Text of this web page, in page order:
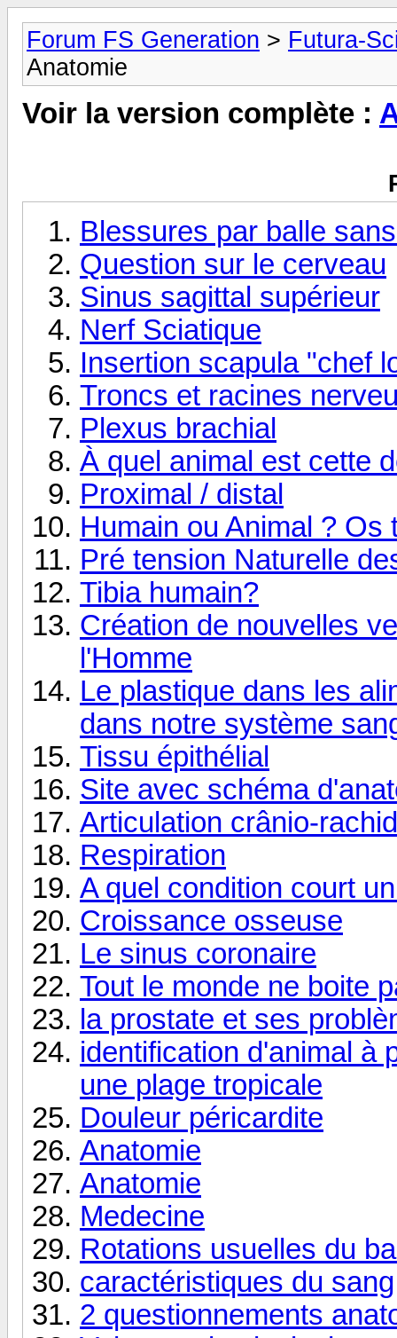
Forum FS Generation > Futura-
Anatomie
Voir la version complète :
Blessures par balle
Question sur le cerveau
Sinus sagittal supérieur
Nerf Sciatique
Insertion scapula "chef
Troncs et racines
Plexus brachial
À quel animal est cette
Proximal / distal
Humain ou Animal ? Os
Pré tension Naturelle
Tibia humain?
Création de nouvelles
l'Homme
Le plastique dans les
dans notre système
Tissu épithélial
Site avec schéma
Articulation crânio-
Respiration
A quel condition court
Croissance osseuse
Le sinus coronaire
Tout le monde ne boite
la prostate et ses
identification d'animal à
une plage tropicale
Douleur péricardite
Anatomie
Anatomie
Medecine
Rotations usuelles du
caractéristiques du sang
2 questionnements